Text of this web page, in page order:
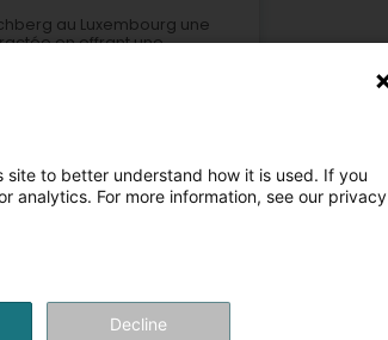
au Luxembourg une
en offrant une
Restaurant rapide
to better understand how it is used. If you
analytics. For more information, see our privacy
Decline